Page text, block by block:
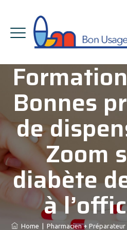
Bonnes
de
Zoom
diabète
à
Home Pharmacien + Préparateur